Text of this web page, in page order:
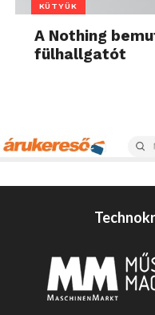
KÜTYÜK
A Nothing
fülhallgatót